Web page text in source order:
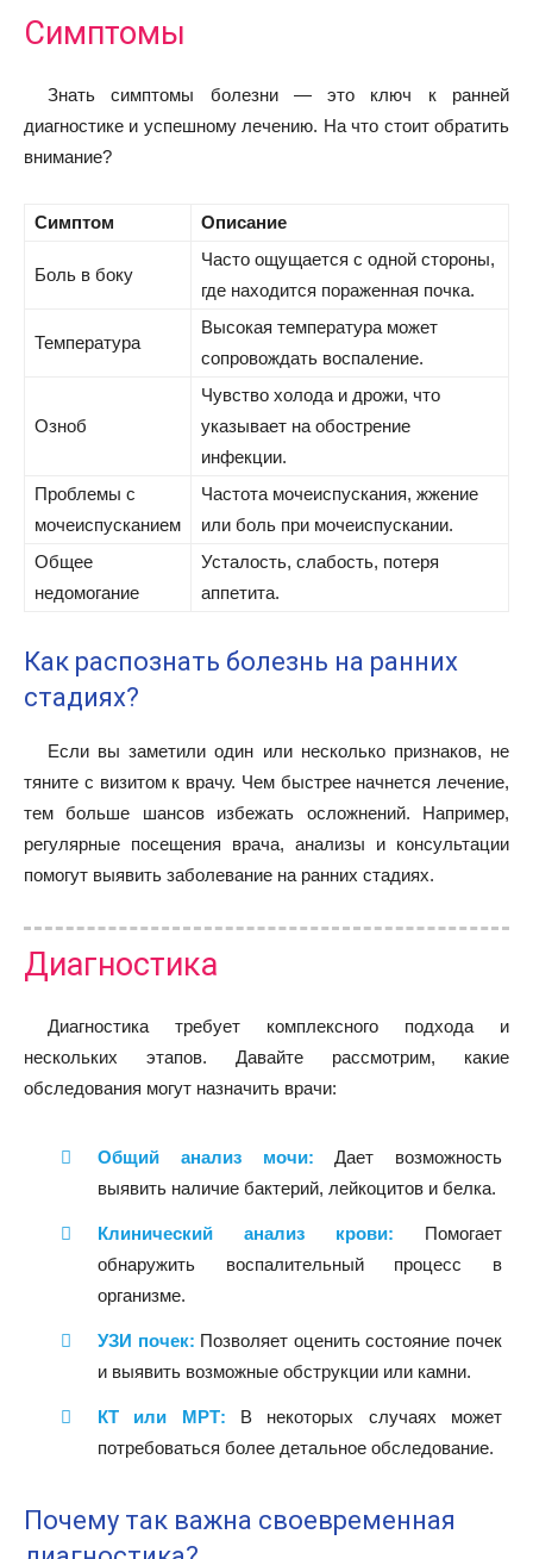
Симптомы
Знать симптомы болезни — это ключ к ранней
диагностике и успешному лечению. На что стоит обратить
внимание?
Симптом Описание
Боль в боку
Часто ощущается с одной стороны,
где находится пораженная почка.
Температура
Высокая температура может
сопровождать воспаление.
Озноб
Чувство холода и дрожи, что
указывает на обострение
инфекции.
Проблемы с
мочеиспусканием
Частота мочеиспускания, жжение
или боль при мочеиспускании.
Общее
недомогание
Усталость, слабость, потеря
аппетита.
Как распознать болезнь на ранних
стадиях?
Если вы заметили один или несколько признаков, не
тяните с визитом к врачу. Чем быстрее начнется лечение,
тем больше шансов избежать осложнений. Например,
регулярные посещения врача, анализы и консультации
помогут выявить заболевание на ранних стадиях.
Диагностика
Диагностика требует комплексного подхода и
нескольких этапов. Давайте рассмотрим, какие
обследования могут назначить врачи:
Общий анализ мочи: Дает возможность
выявить наличие бактерий, лейкоцитов и белка.
Клинический анализ крови: Помогает
обнаружить воспалительный процесс в
организме.
УЗИ почек: Позволяет оценить состояние почек
и выявить возможные обструкции или камни.
КТ или МРТ: В некоторых случаях может
потребоваться более детальное обследование.
Почему так важна своевременная